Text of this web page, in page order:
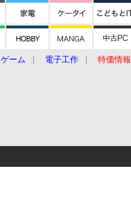
ゲーム 電子工作 特価情報